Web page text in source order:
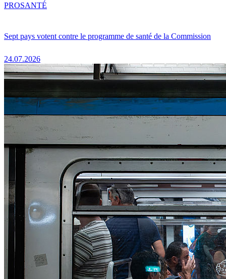
Sept pays votent contre le programme de santé de la Commission
24.07.2026
PROSANTÉ